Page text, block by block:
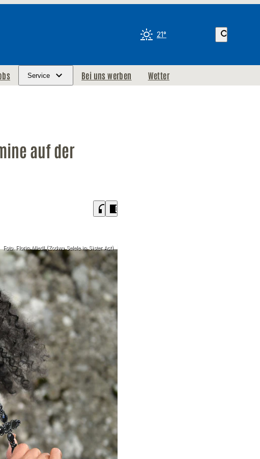
21° search
Service Bei uns werben Wetter
auf der
headphones chrome_reader_mode
Foto: Florin Miedl (Zodwa Selele in Sister Act)